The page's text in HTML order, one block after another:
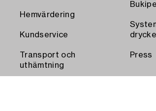
Hemvärdering
Kundservice
Transport och
uthämtning
Press